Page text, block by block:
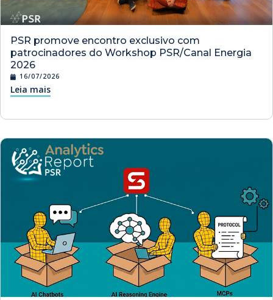
PSR promove encontro exclusivo com
patrocinadores do Workshop PSR/Canal Energia
2026
16/07/2026
Leia mais